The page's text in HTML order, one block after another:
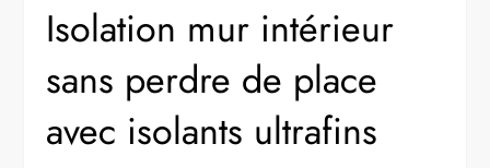
Isolation mur intérieur
sans perdre de place
avec isolants ultrafins